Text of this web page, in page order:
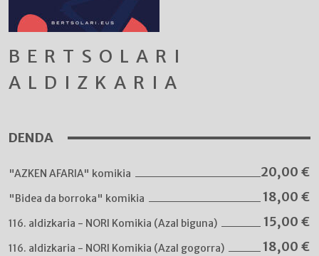
BERTSOLARI
ALDIZKARIA
DENDA
"AZKEN AFARIA" komikia 20,00 €
"Bidea da borroka" komikia 18,00 €
116. aldizkaria - NORI Komikia (Azal biguna) 15,00 €
116. aldizkaria - NORI Komikia (Azal gogorra) 18,00 €